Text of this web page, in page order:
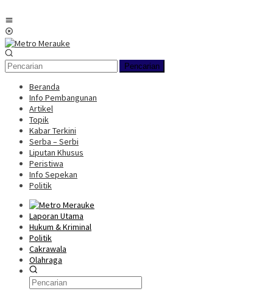
ke
konten
Pencarian
Beranda
Info Pembangunan
Artikel
Topik
Kabar Terkini
Serba – Serbi
Liputan Khusus
Peristiwa
Info Sepekan
Politik
Laporan Utama
Hukum & Kriminal
Politik
Cakrawala
Olahraga